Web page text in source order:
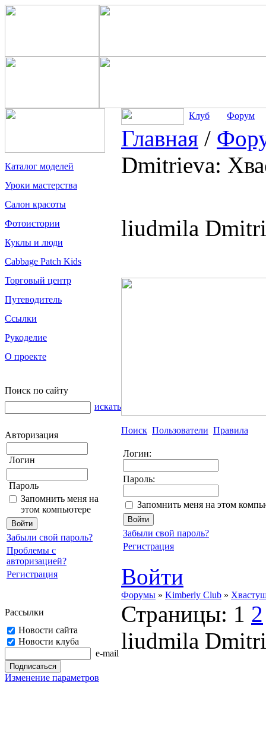
Каталог моделей
Уроки мастерства
Салон красоты
Фотоистории
Куклы и люди
Cabbage Patch Kids
Торговый центр
Путеводитель
Ссылки
Рукоделие
О проекте
Поиск по сайту
искать
Авторизация
Логин
Пароль
Запомнить меня на
этом компьютере
Забыли свой пароль?
Проблемы с
авторизацией?
Регистрация
Рассылки
Новости сайта
Новости клуба
e-mail
Изменение параметров
Клуб Форум
Главная /
Dmitrieva:
liudmila
Поиск Пользователи Правила
Логин:
Пароль:
Запомнить меня на этом
Забыли свой пароль?
Регистрация
Войти
Форумы » Kimberly Club »
Страницы: 1 2
liudmila